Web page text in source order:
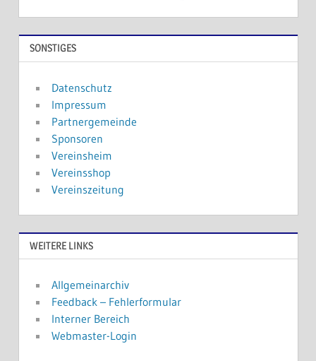
SONSTIGES
Datenschutz
Impressum
Partnergemeinde
Sponsoren
Vereinsheim
Vereinsshop
Vereinszeitung
WEITERE LINKS
Allgemeinarchiv
Feedback – Fehlerformular
Interner Bereich
Webmaster-Login